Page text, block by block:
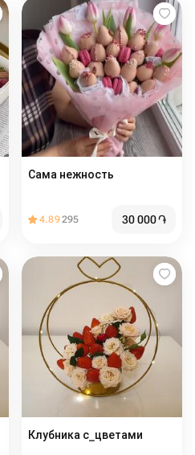
Сама нежность
4.89295 30 000֏
Клубника с_цветами